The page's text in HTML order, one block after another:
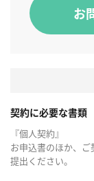
お
契約に必要な書類
『個人契約』
お申込書のほか、
提出ください。